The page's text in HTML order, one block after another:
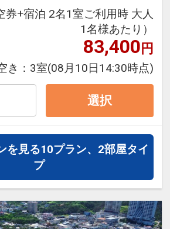
ングと同席に限る）やお子
ッパをご用意しておりま
歳～５歳（未就学児）幼児
料※おひとり/１泊あたり/
円（税込） 全宿泊日 ※
お支払下さい。
らのおもてなし★
をランチバイキングへ変更
2枚で夕食バイキング変更
券+宿泊 2名1室ご利用時 大人
1名様あたり）
83,400円
き： 3室(08月10日14:30時点)
選択
を見る10プラン、2部屋タイ
プ